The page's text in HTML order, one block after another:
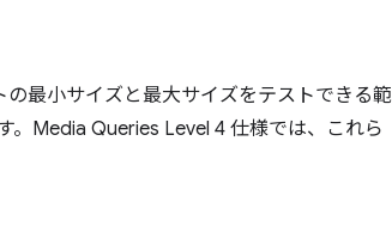
最小サイズと最大サイズをテストできる範
。Media Queries Level 4 仕様では、これら